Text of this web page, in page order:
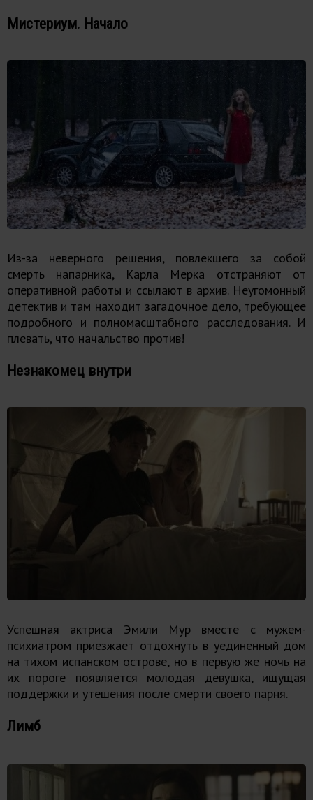
Мистериум. Начало
Из-за неверного решения, повлекшего за собой
смерть напарника, Карла Мерка отстраняют от
оперативной работы и ссылают в архив. Неугомонный
детектив и там находит загадочное дело, требующее
подробного и полномасштабного расследования. И
плевать, что начальство против!
Незнакомец внутри
Успешная актриса Эмили Мур вместе с мужем-
психиатром приезжает отдохнуть в уединенный дом
на тихом испанском острове, но в первую же ночь на
их пороге появляется молодая девушка, ищущая
поддержки и утешения после смерти своего парня.
Лимб